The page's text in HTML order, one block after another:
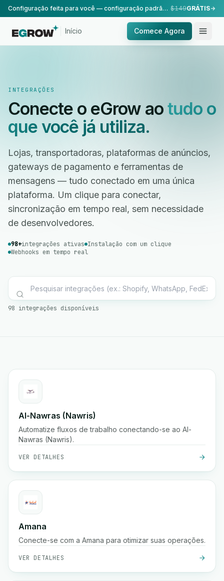
Configuração feita para você — configuração padrão, realizada pela nossa equipe. $149GRÁTIS
Início Comece Agora
INTEGRAÇÕES
Conecte o eGrow aotudo o
que você já utiliza.
Lojas, transportadoras, plataformas de anúncios,
gateways de pagamento e ferramentas de
mensagens — tudo conectado em uma única
plataforma. Um clique para conectar,
sincronização em tempo real, sem necessidade
de desenvolvedores.
98+integrações ativas Instalação com um clique
Webhooks em tempo real
98 integrações disponíveis
Al-Nawras (Nawris)
Automatize fluxos de trabalho conectando-se ao Al-
Nawras (Nawris).
VER DETALHES
Amana
Conecte-se com a Amana para otimizar suas operações.
VER DETALHES